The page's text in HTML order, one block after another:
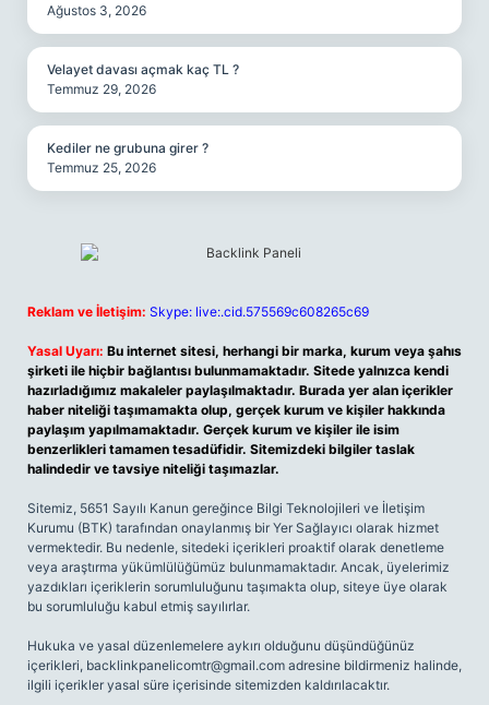
Ağustos 3, 2026
Velayet davası açmak kaç TL ?
Temmuz 29, 2026
Kediler ne grubuna girer ?
Temmuz 25, 2026
Reklam ve İletişim: Skype: live:.cid.575569c608265c69
Yasal Uyarı: Bu internet sitesi, herhangi bir marka, kurum veya şahıs
şirketi ile hiçbir bağlantısı bulunmamaktadır. Sitede yalnızca kendi
hazırladığımız makaleler paylaşılmaktadır. Burada yer alan içerikler
haber niteliği taşımamakta olup, gerçek kurum ve kişiler hakkında
paylaşım yapılmamaktadır. Gerçek kurum ve kişiler ile isim
benzerlikleri tamamen tesadüfidir. Sitemizdeki bilgiler taslak
halindedir ve tavsiye niteliği taşımazlar.
Sitemiz, 5651 Sayılı Kanun gereğince Bilgi Teknolojileri ve İletişim
Kurumu (BTK) tarafından onaylanmış bir Yer Sağlayıcı olarak hizmet
vermektedir. Bu nedenle, sitedeki içerikleri proaktif olarak denetleme
veya araştırma yükümlülüğümüz bulunmamaktadır. Ancak, üyelerimiz
yazdıkları içeriklerin sorumluluğunu taşımakta olup, siteye üye olarak
bu sorumluluğu kabul etmiş sayılırlar.
Hukuka ve yasal düzenlemelere aykırı olduğunu düşündüğünüz
içerikleri, backlinkpanelicomtr@gmail.com adresine bildirmeniz halinde,
ilgili içerikler yasal süre içerisinde sitemizden kaldırılacaktır.